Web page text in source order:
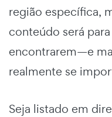
região específica,
conteúdo será
encontrarem—e
realmente se
Seja listado em